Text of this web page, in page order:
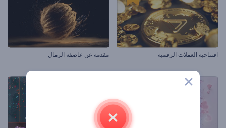
افتتاحية العملات الرقمية مقدمة عن عاصفة الرمال